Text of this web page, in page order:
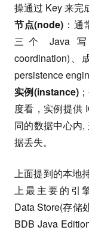
操通过 Key 来完
节点(node) ：
三个 Java
coordination)、
persistence
实例(instance)
度看，实例提供
同的数据中心内
据丢失。
上面提到的本地
上最主要的引
Data Store(存储
BDB Java